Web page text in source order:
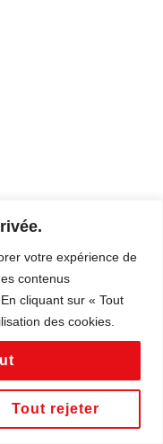
votre expérience de
contenus
cliquant sur « Tout
des cookies.
Tout rejeter